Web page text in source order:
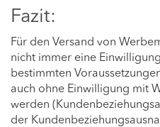
Fazit:
Für den Versand von
nicht immer eine
bestimmten
auch ohne Einwilligung mit
werden
der